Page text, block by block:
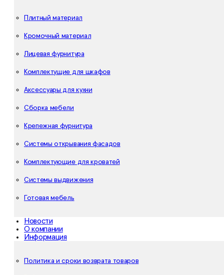
Плитный материал
Кромочный материал
Лицевая фурнитура
Комплектущие для шкафов
Аксессуары для кухни
Сборка мебели
Крепежная фурнитура
Системы открывания фасадов
Комплектующие для кроватей
Системы выдвижения
Готовая мебель
Новости
О компании
Информация
Политика и сроки возврата товаров